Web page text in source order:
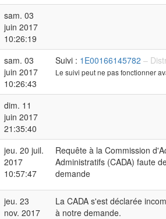
sam. 03
juin 2017
10:26:19
sam. 03
juin 2017
10:26:43
Suivi : 1E00166145782 –
Le suivi peut ne pas fonctionner
dim. 11
juin 2017
21:35:40
jeu. 20 juil.
2017
10:57:47
Requête à la Commission
Administratifs (CADA) faute
demande
jeu. 23
nov. 2017
La CADA s'est déclarée
à notre demande.